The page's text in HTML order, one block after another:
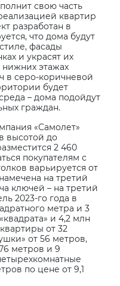
свою часть
квартир
разработан в
что дома будут
фасады
и украсят их
этажах
в серо-коричневой
будет
– дома подойдут
граждан.
«Самолет»
высотой до
2 460
покупателям с
варьируется от
на третий
ключей – на третий
2023-го года в
метра и 3
и 4,2 млн
от 32
от 56 метров,
метров и 9
по цене от 9,1